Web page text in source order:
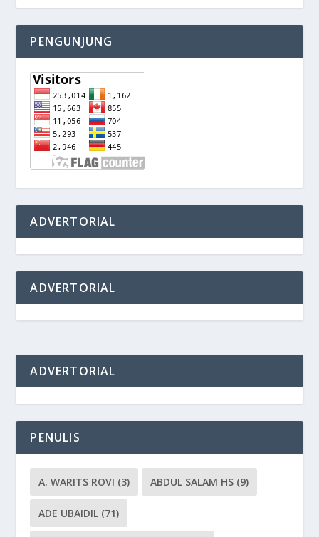
PENGUNJUNG
ADVERTORIAL
ADVERTORIAL
ADVERTORIAL
PENULIS
A. WARITS ROVI (3) ABDUL SALAM HS (9)
ADE UBAIDIL (71)